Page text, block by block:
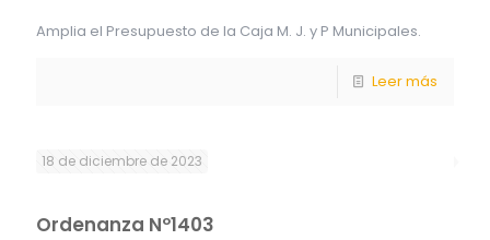
Amplia el Presupuesto de la Caja M. J. y P Municipales.
Leer más
18 de diciembre de 2023
Ordenanza Nº1403